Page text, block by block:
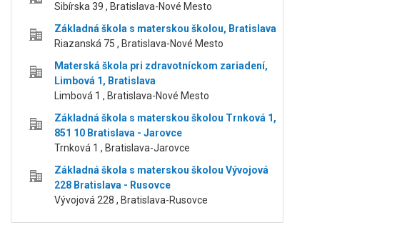
Sibírska 39 , Bratislava-Nové Mesto
Základná škola s materskou školou, Bratislava
Riazanská 75 , Bratislava-Nové Mesto
Materská škola pri zdravotníckom zariadení,
Limbová 1, Bratislava
Limbová 1 , Bratislava-Nové Mesto
Základná škola s materskou školou Trnková 1,
851 10 Bratislava - Jarovce
Trnková 1 , Bratislava-Jarovce
Základná škola s materskou školou Vývojová
228 Bratislava - Rusovce
Vývojová 228 , Bratislava-Rusovce